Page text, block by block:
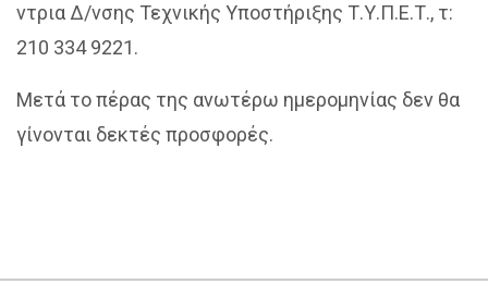
ντρια Δ/νσης Τεχνικής Υποστήριξης Τ.Υ.Π.Ε.Τ., τ:
210 334 9221.
Μετά το πέρας της ανωτέρω ημερομηνίας δεν θα
γίνονται δεκτές προσφορές.